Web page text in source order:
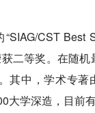
CST Best
二等奖。在随
其中，学术专著
大学深造，目前